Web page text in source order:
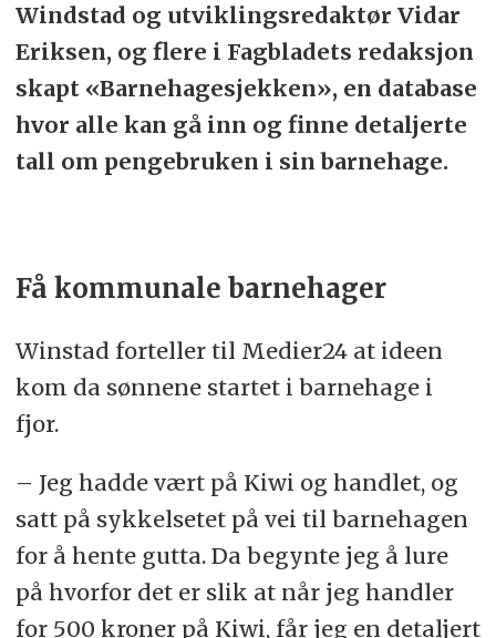
Windstad og utviklingsredaktør Vidar
Eriksen, og flere i Fagbladets redaksjon
skapt «Barnehagesjekken», en database
hvor alle kan gå inn og finne detaljerte
tall om pengebruken i sin barnehage.
Få kommunale barnehager
Winstad forteller til Medier24 at ideen
kom da sønnene startet i barnehage i
fjor.
– Jeg hadde vært på Kiwi og handlet, og
satt på sykkelsetet på vei til barnehagen
for å hente gutta. Da begynte jeg å lure
på hvorfor det er slik at når jeg handler
for 500 kroner på Kiwi, får jeg en detaljert